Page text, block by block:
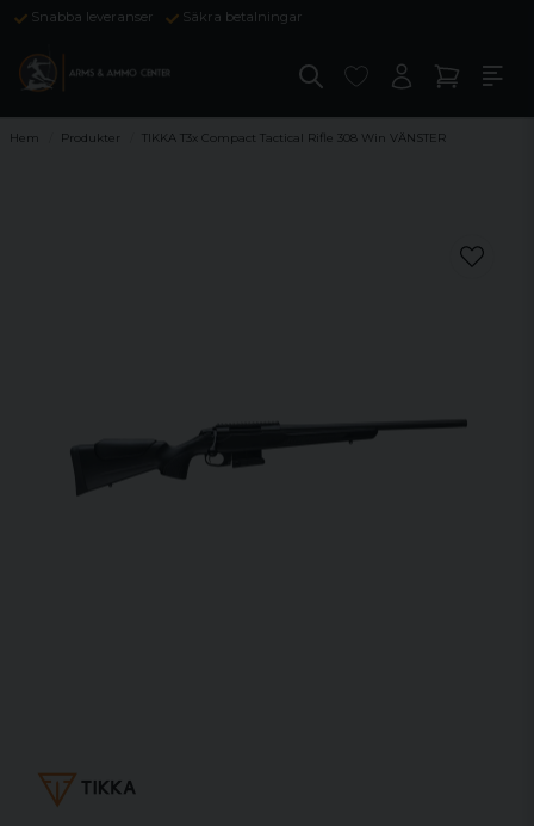
Snabba leveranser Säkra betalningar
Hem Produkter TIKKA T3x Compact Tactical Rifle 308 Win VÄNSTER